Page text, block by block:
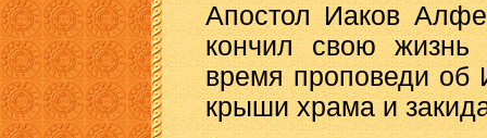
Апостол Иаков
кончил свою жизнь
время проповеди об
крыши храма и